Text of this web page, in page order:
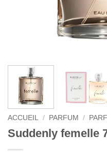
ACCUEIL / PARFUM /
Suddenly femelle